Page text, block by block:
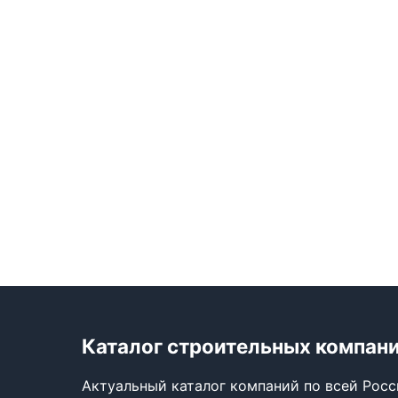
Каталог строительных
Актуальный каталог компаний по всей